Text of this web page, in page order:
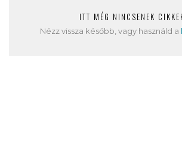
ITT MÉG NINCSENEK
Nézz vissza később, vagy használd a